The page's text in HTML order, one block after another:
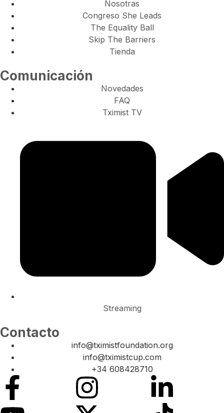
Nosotras
Congreso She Leads
The Equality Ball
Skip The Barriers
Tienda
Comunicación
Novedades
FAQ
Tximist TV
Streaming
Contacto
info@tximistfoundation.org
info@tximistcup.com
+34 608428710